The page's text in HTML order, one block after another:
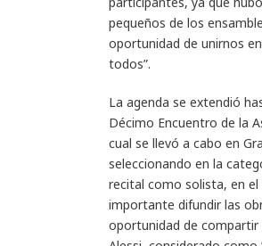
pequeños de los
oportunidad de unirnos
todos”.
La agenda se extendió
Décimo Encuentro de la
cual se llevó a cabo en
seleccionando en la
recital como solista, en
importante difundir las
oportunidad de compartir